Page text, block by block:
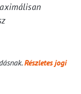
Részletes jogi